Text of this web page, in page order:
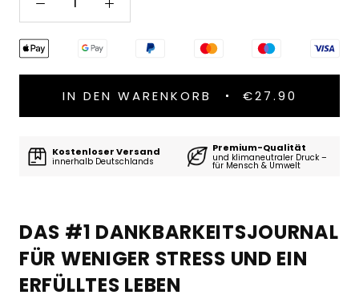
IN DEN WARENKORB €27.90
Kostenloser Versand
innerhalb Deutschlands
Premium-Qualität
und klimaneutraler Druck –
für Mensch & Umwelt
DAS #1 DANKBARKEITSJOURNAL
FÜR WENIGER STRESS UND EIN
ERFÜLLTES LEBEN